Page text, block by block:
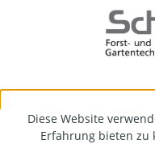
Diese Website
Erfahrung bieten zu